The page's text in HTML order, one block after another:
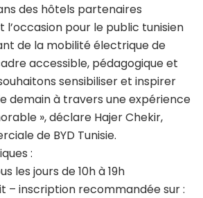
des hôtels partenaires
l’occasion pour le public tunisien
de la mobilité électrique de
accessible, pédagogique et
sensibiliser et inspirer
demain à travers une expérience
», déclare Hajer Chekir,
de BYD Tunisie.
:
les jours de 10h à 19h
– inscription recommandée sur :